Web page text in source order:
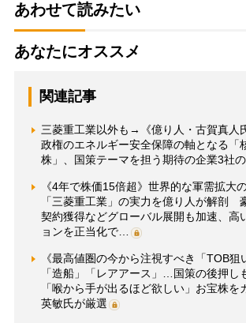
あわせて読みたい
あなたにオススメ
関連記事
三菱重工業以外も→《億り人・古賀真人
政権のエネルギー安全保障の軸となる「
株」、国策テーマを担う期待の企業3社
《4年で株価15倍超》世界的な軍需拡大
「三菱重工業」の実力を億り人が解剖
契約獲得などグローバル展開も加速、高
ョンを正当化で…
《最高値圏の今から注視すべき「TOB狙
「造船」「レアアース」…国策の後押し
「喉から手が出るほど欲しい」お宝株を
英敏氏が厳選